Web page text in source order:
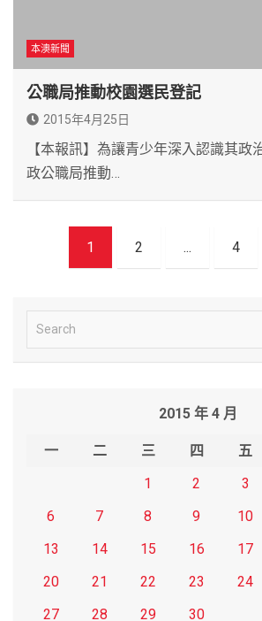
本澳新聞
公職局推動校園選民登記
2015年4月25日
【本報訊】為讓青少年深入認識其政
政公職局推動…
1 2 ... 4
e
2015 年 4 月
一 二 三 四 五
1
2 3
6
7 8 9 10
13
14 15 16 17
20
21 22 23 24
27
28 29
30